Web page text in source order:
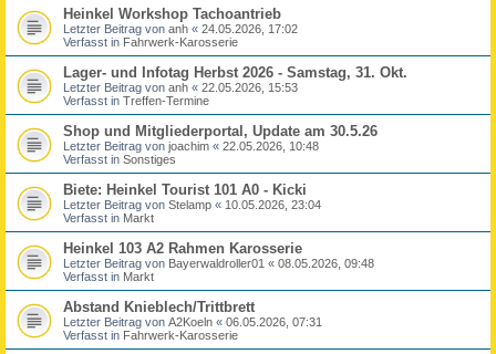
Heinkel Workshop Tachoantrieb
Letzter Beitrag von anh « 24.05.2026, 17:02
Verfasst in Fahrwerk-Karosserie
Lager- und Infotag Herbst 2026 - Samstag, 31. Okt.
Letzter Beitrag von anh « 22.05.2026, 15:53
Verfasst in Treffen-Termine
Shop und Mitgliederportal, Update am 30.5.26
Letzter Beitrag von joachim « 22.05.2026, 10:48
Verfasst in Sonstiges
Biete: Heinkel Tourist 101 A0 - Kicki
Letzter Beitrag von Stelamp « 10.05.2026, 23:04
Verfasst in Markt
Heinkel 103 A2 Rahmen Karosserie
Letzter Beitrag von Bayerwaldroller01 « 08.05.2026, 09:48
Verfasst in Markt
Abstand Knieblech/Trittbrett
Letzter Beitrag von A2Koeln « 06.05.2026, 07:31
Verfasst in Fahrwerk-Karosserie